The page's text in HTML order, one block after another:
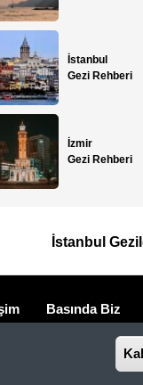
İstanbul
Gezi Rehberi
İzmir
Gezi Rehberi
İstanbul
Basında Biz